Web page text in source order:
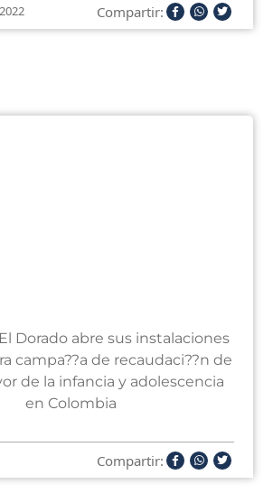
Compartir:
Dorado abre sus instalaciones
campa??a de recaudaci??n de
de la infancia y adolescencia
en Colombia
Compartir: